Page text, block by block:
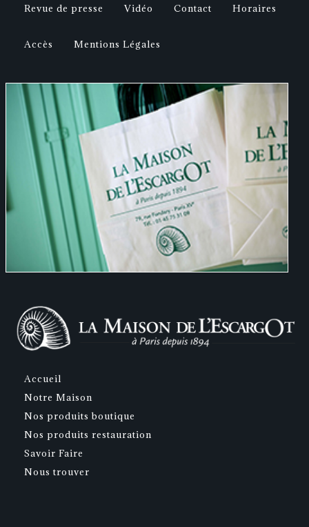
Revue de presse Vidéo Contact Horaires
Accès Mentions Légales
Accueil
Notre Maison
Nos produits boutique
Nos produits restauration
Savoir Faire
Nous trouver